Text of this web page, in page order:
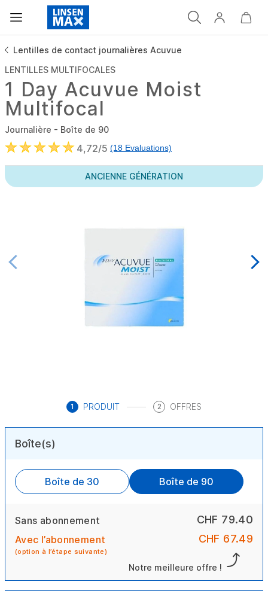
Lentilles de contact journalières Acuvue
LENTILLES MULTIFOCALES
1 Day Acuvue Moist
Multifocal
Journalière - Boîte de 90
4,72/5 (18 Evaluations)
ANCIENNE GÉNÉRATION
1 PRODUIT 2 OFFRES
Boîte(s)
Boîte de 30 Boîte de 90
Sans abonnement CHF 79.40
Avec l’abonnement
(option à l’étape suivante)
CHF 67.49
Notre meilleure offre !